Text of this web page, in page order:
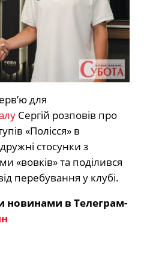
для
Сергій розповів про
«Полісся» в
стосунки з
«вовків» та поділився
перебування у клубі.
новинами в Телеграм-